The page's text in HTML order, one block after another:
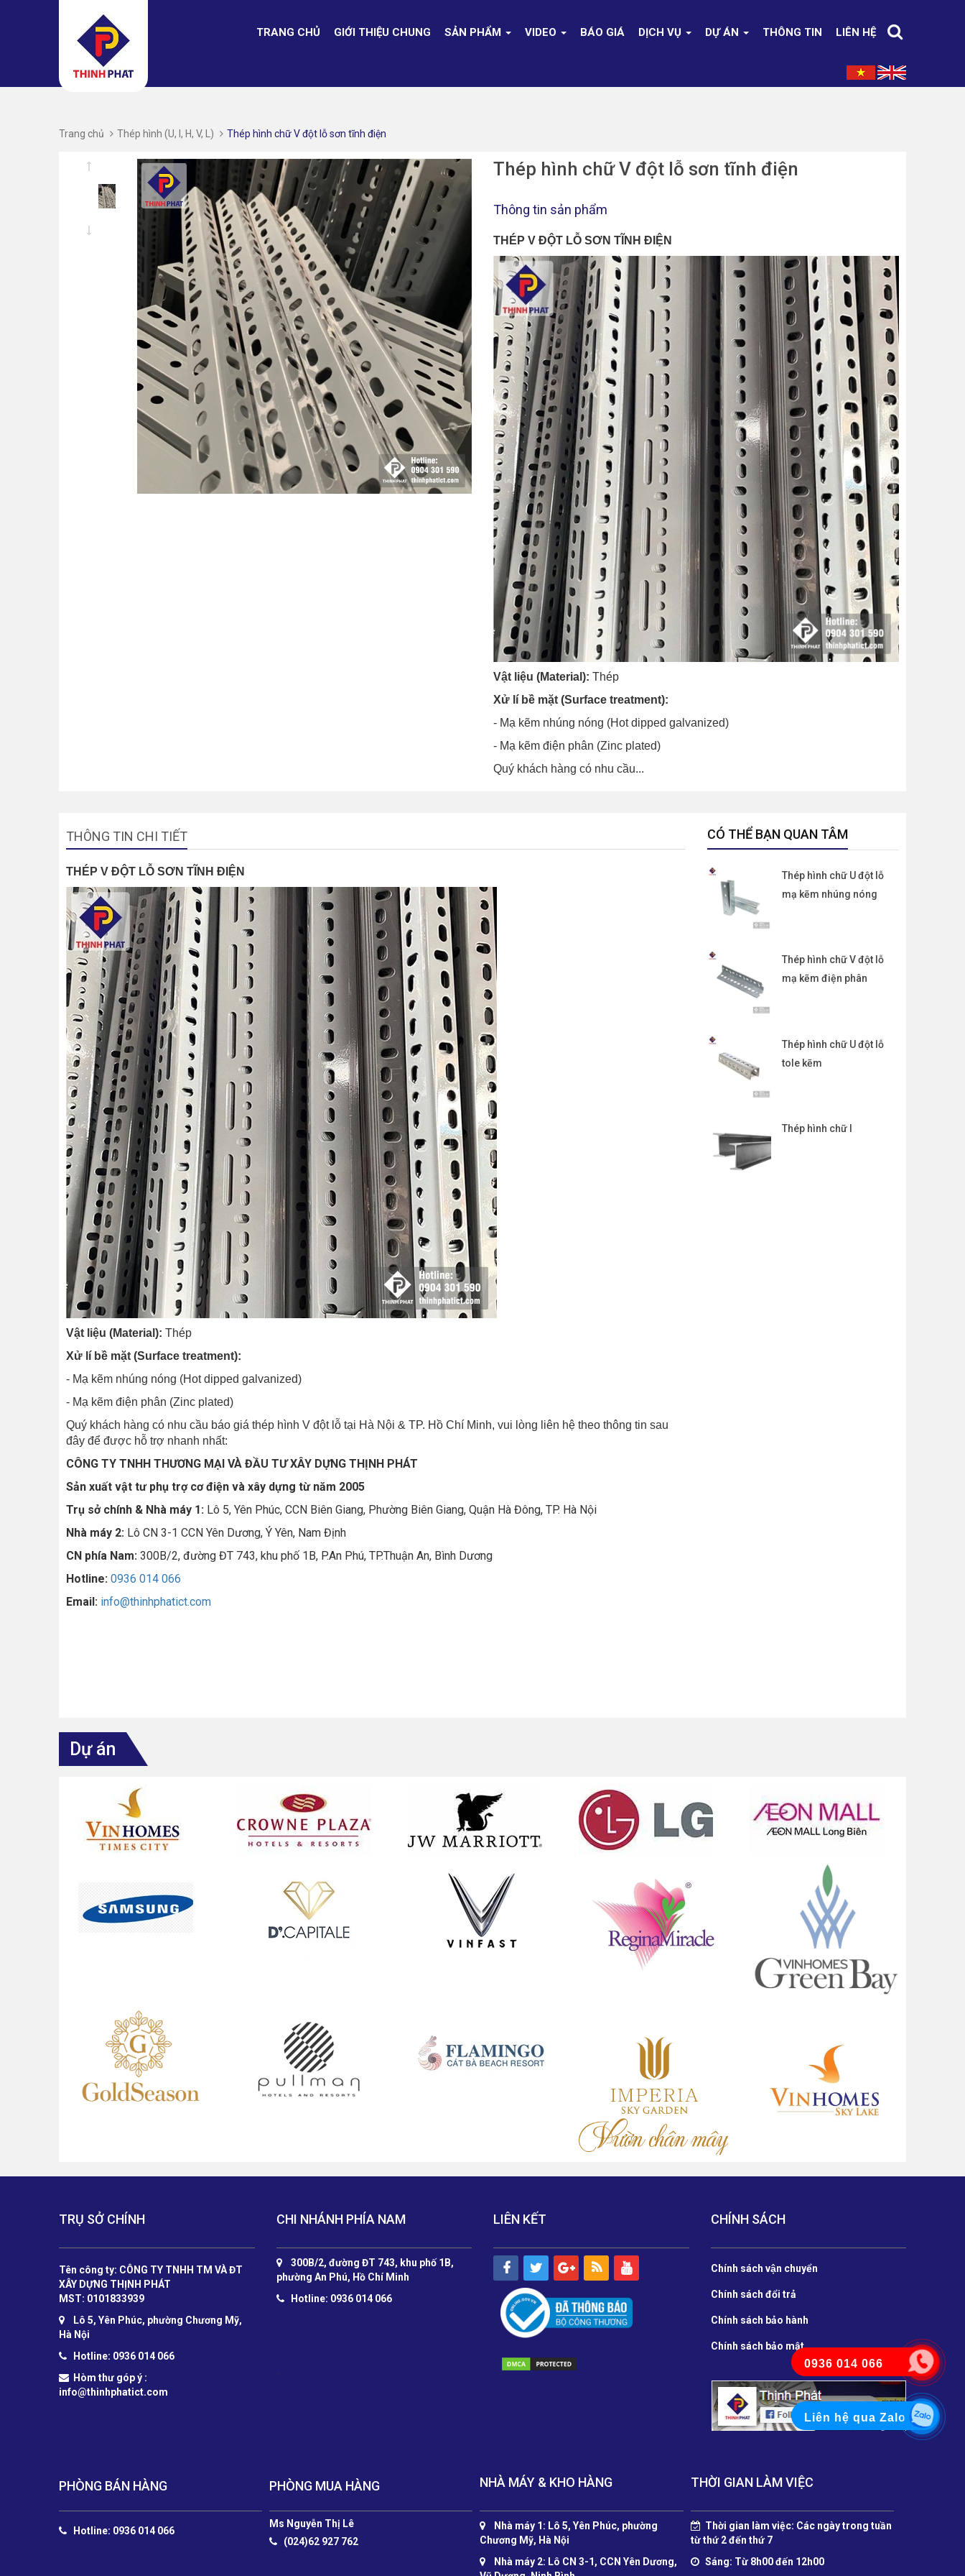
TRANG CHỦ GIỚI THIỆU CHUNG SẢN PHẨM VIDEO BÁO GIÁ DỊCH VỤ DỰ ÁN THÔNG TIN LIÊN HỆ
Trang chủ Thép hình (U, I, H, V, L) Thép hình chữ V đột lỗ sơn tĩnh điện
Thép hình chữ V đột lỗ sơn tĩnh điện
Thông tin sản phẩm
THÉP V ĐỘT LỖ SƠN TĨNH ĐIỆN
Vật liệu (Material): Thép
Xử lí bề mặt (Surface treatment):
- Mạ kẽm nhúng nóng (Hot dipped galvanized)
- Mạ kẽm điện phân (Zinc plated)
Quý khách hàng có nhu cầu...
THÔNG TIN CHI TIẾT
THÉP V ĐỘT LỖ SƠN TĨNH ĐIỆN
Vật liệu (Material): Thép
Xử lí bề mặt (Surface treatment):
- Mạ kẽm nhúng nóng (Hot dipped galvanized)
- Mạ kẽm điện phân (Zinc plated)
Quý khách hàng có nhu cầu báo giá thép hình V đột lỗ tại Hà Nội & TP. Hồ Chí Minh, vui lòng liên hệ theo thông tin sau
đây để được hỗ trợ nhanh nhất:
CÔNG TY TNHH THƯƠNG MẠI VÀ ĐẦU TƯ XÂY DỰNG THỊNH PHÁT
Sản xuất vật tư phụ trợ cơ điện và xây dựng từ năm 2005
Trụ sở chính & Nhà máy 1: Lô 5, Yên Phúc, CCN Biên Giang, Phường Biên Giang, Quận Hà Đông, TP. Hà Nội
Nhà máy 2: Lô CN 3-1 CCN Yên Dương, Ý Yên, Nam Định
CN phía Nam: 300B/2, đường ĐT 743, khu phố 1B, P.An Phú, TP.Thuận An, Bình Dương
Hotline: 0936 014 066
Email: info@thinhphatict.com
CÓ THỂ BẠN QUAN TÂM
Thép hình chữ U đột lỗ
mạ kẽm nhúng nóng
Thép hình chữ V đột lỗ
mạ kẽm điện phân
Thép hình chữ U đột lỗ
tole kẽm
Thép hình chữ I
Dự án
TRỤ SỞ CHÍNH
Tên công ty: CÔNG TY TNHH TM VÀ ĐT
XÂY DỰNG THỊNH PHÁT
MST: 0101833939
Lô 5, Yên Phúc, phường Chương Mỹ,
Hà Nội
Hotline: 0936 014 066
Hòm thư góp ý :
info@thinhphatict.com
CHI NHÁNH PHÍA NAM
300B/2, đường ĐT 743, khu phố 1B,
phường An Phú, Hồ Chí Minh
Hotline: 0936 014 066
.
LIÊN KẾT CHÍNH SÁCH
Chính sách vận chuyển
Chính sách đổi trả
Chính sách bảo hành
Chính sách bảo mật
PHÒNG BÁN HÀNG
Hotline: 0936 014 066
PHÒNG MUA HÀNG
Ms Nguyễn Thị Lê
(024)62 927 762
NHÀ MÁY & KHO HÀNG
Nhà máy 1: Lô 5, Yên Phúc, phường
Chương Mỹ, Hà Nội
Nhà máy 2: Lô CN 3-1, CCN Yên Dương,
THỜI GIAN LÀM VIỆC
Thời gian làm việc: Các ngày trong tuần
từ thứ 2 đến thứ 7
Sáng: Từ 8h00 đến 12h00
0936 014 066
Liên hệ qua Zalo